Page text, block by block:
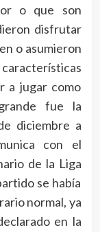
o que son
disfrutar
o asumieron
a jugar como
fue la
diciembre a
con el
de la Liga
se había
normal, ya
en la